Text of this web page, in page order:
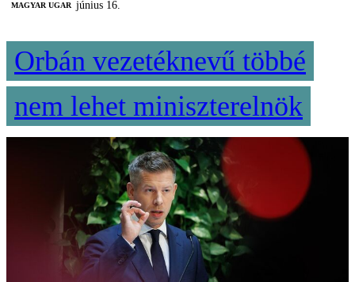
MAGYAR UGAR június 16.
Orbán vezetéknevű többé
nem lehet miniszterelnök